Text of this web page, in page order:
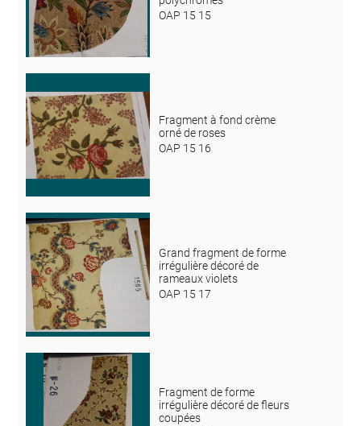
OAP 15 15
Fragment à fond crème
orné de roses
OAP 15 16
Grand fragment de forme
irrégulière décoré de
rameaux violets
OAP 15 17
Fragment de forme
irrégulière décoré de fleurs
coupées